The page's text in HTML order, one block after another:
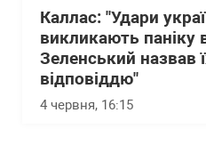
Каллас: "Удари
викликають паніку
Зеленський назвав
відповіддю"
4 червня, 16:15